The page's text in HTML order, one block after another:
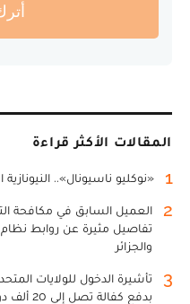
المقالات الأكثر قراءة
1 «نوكليو ناسيونال»..
2
العميل السابق في مكافحة
تفاصيل مثيرة عن روابط نظام
والجزائر
3
بدفع كفالة تصل إلى 20 ألف دولار